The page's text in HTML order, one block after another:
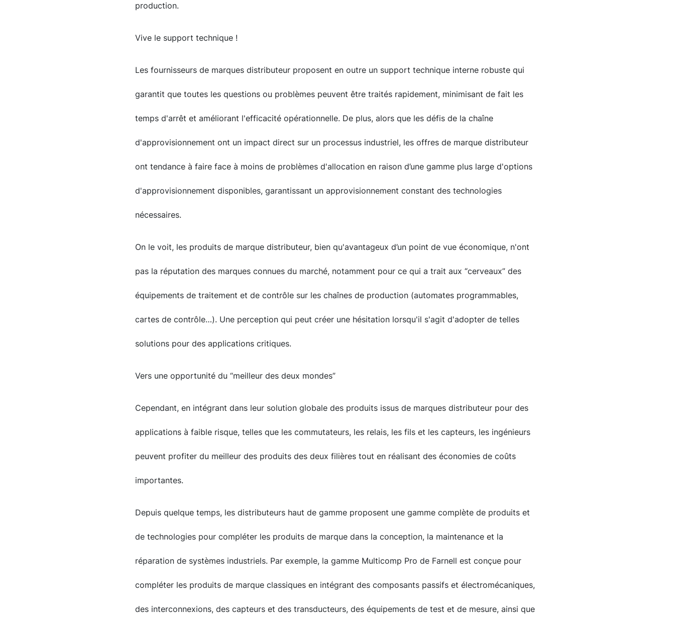
production.
Vive le support technique !
Les fournisseurs de marques distributeur proposent en outre un support technique interne robuste qui
garantit que toutes les questions ou problèmes peuvent être traités rapidement, minimisant de fait les
temps d'arrêt et améliorant l'efficacité opérationnelle. De plus, alors que les défis de la chaîne
d'approvisionnement ont un impact direct sur un processus industriel, les offres de marque distributeur
ont tendance à faire face à moins de problèmes d'allocation en raison d’une gamme plus large d'options
d'approvisionnement disponibles, garantissant un approvisionnement constant des technologies
nécessaires.
On le voit, les produits de marque distributeur, bien qu'avantageux d’un point de vue économique, n'ont
pas la réputation des marques connues du marché, notamment pour ce qui a trait aux “cerveaux” des
équipements de traitement et de contrôle sur les chaînes de production (automates programmables,
cartes de contrôle…). Une perception qui peut créer une hésitation lorsqu'il s'agit d'adopter de telles
solutions pour des applications critiques.
Vers une opportunité du “meilleur des deux mondes”
Cependant, en intégrant dans leur solution globale des produits issus de marques distributeur pour des
applications à faible risque, telles que les commutateurs, les relais, les fils et les capteurs, les ingénieurs
peuvent profiter du meilleur des produits des deux filières tout en réalisant des économies de coûts
importantes.
Depuis quelque temps, les distributeurs haut de gamme proposent une gamme complète de produits et
de technologies pour compléter les produits de marque dans la conception, la maintenance et la
réparation de systèmes industriels. Par exemple, la gamme Multicomp Pro de Farnell est conçue pour
compléter les produits de marque classiques en intégrant des composants passifs et électromécaniques,
des interconnexions, des capteurs et des transducteurs, des équipements de test et de mesure, ainsi que